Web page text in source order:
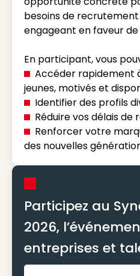
besoins de
engageant en faveur de
En participant, vous
Accéder rapidement
jeunes, motivés et
Identifier des profils
Réduire vos délais
Renforcer votre
des nouvelles
Participez au
2026,
entreprises et